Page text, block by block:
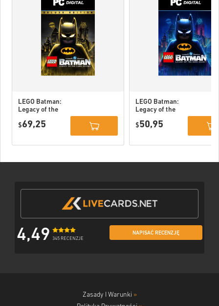
LEGO Batman:
Legacy of the
Deluxe Edition
$69,25
LEGO Batman:
Legacy of the
(STEAM) EU
$50,95
4,49 345 RECENZJE
NAPISAĆ RECENZJĘ
Zasady I Warunki »